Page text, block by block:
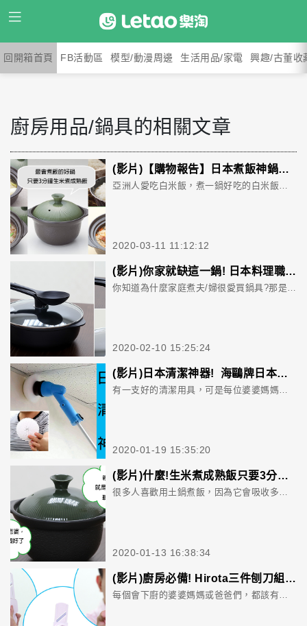
回開箱首頁 FB活動區 模型/動漫周邊 生活用品/家電 興趣/古董收
廚房用品/鍋具的相關文章
(影片)【購物報告】日本煮飯神鍋「時短釜」 3分鐘生米煮成熟飯測試報告
2020-03-11 11:12:12
(影片)你家就缺這一鍋! 日本料理職人研發「美虎鍋」 貼心的設計細節太實用了
2020-02-10 15:25:24
(影片)日本清潔神器! 海鷗牌日本電動清潔刷組專攻難搞細縫
有一支好的清潔用具，可是每位婆婆媽媽清潔家務最在意的事了。這次平台會員Jason要開箱的是來自海鷗牌的日本電動清潔刷組，全長112公分，剛好的長度可以拿來刷較高難清潔之處，施力也不致於過度困難。共附大、小兩種刷頭，小刷頭對牆縫、馬桶內側等難以清潔之處，攻效非常好，大刷頭自然便於大面積刷洗。快來看看精彩內容吧。
2020-01-19 15:35:20
(影片)什麼!生米煮成熟飯只要3分鐘 「時短釜」好讚 不買這個土鍋對不起老婆
很多人喜歡用土鍋煮飯，因為它會吸收多餘水份，所以米吃起來會比較Q彈!但「時短釜」這款土鍋也太厲害了，竟然只要3分鐘就可以把生米煮成熟飯，而且米還不用浸泡，這…..傑克，太神奇了吧。究竟是為什麼呢?來看看平台會員Jason分享。
2020-01-13 16:38:34
(影片)廚房必備! Hirota三件刨刀組 大如高麗菜小如蒜頭 一次解決